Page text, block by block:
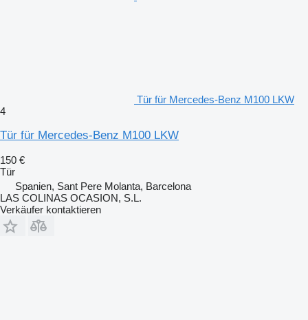
Tür für Mercedes-Benz M100 LKW
4
Tür für Mercedes-Benz M100 LKW
150 €
Tür
Spanien, Sant Pere Molanta, Barcelona
LAS COLINAS OCASION, S.L.
Verkäufer kontaktieren